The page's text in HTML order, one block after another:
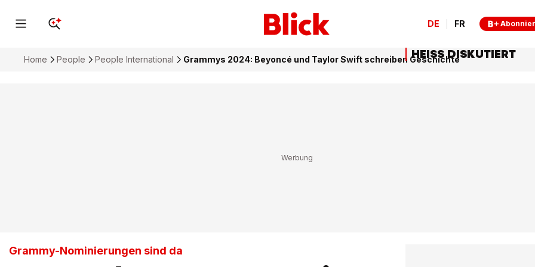
DE FR
Home People People International Grammys 2024: Beyoncé und Taylor Swift schreiben Geschichte
Grammy-Nominierungen sind da
HEISS DISKUTIERT